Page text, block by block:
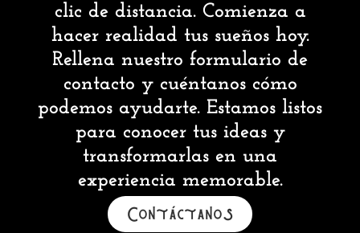
clic de distancia. Comienza a
hacer realidad tus sueños hoy.
Rellena nuestro formulario de
contacto y cuéntanos cómo
podemos ayudarte. Estamos listos
para conocer tus ideas y
transformarlas en una
experiencia memorable.
Contáctanos